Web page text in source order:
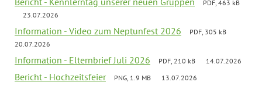
PDF, 463 kB
23.07.2026
Information - Video zum Neptunfest 2026
PDF, 305 kB
20.07.2026
Information - Elternbrief Juli 2026 PDF, 210 kB 14.07.2026
Bericht - Hochzeitsfeier PNG, 1.9 MB 13.07.2026